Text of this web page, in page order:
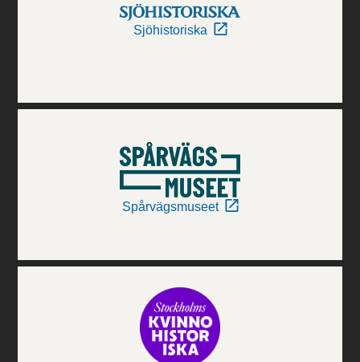
Sjöhistoriska
Spårvägsmuseet